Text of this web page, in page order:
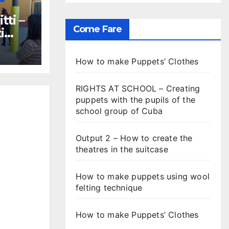
–
Come Fare
How to make Puppets’ Clothes
RIGHTS AT SCHOOL – Creating
puppets with the pupils of the
school group of Cuba
Output 2 – How to create the
theatres in the suitcase
How to make puppets using wool
felting technique
How to make Puppets’ Clothes